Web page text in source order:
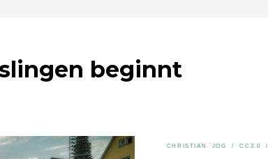
beginnt
CHRISTIAN JOG / CC3.0 /